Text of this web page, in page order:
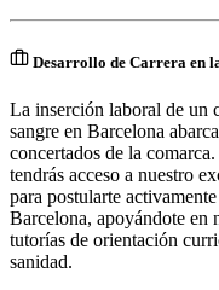
Desarrollo de Carrera en
La inserción laboral de un
sangre en Barcelona
concertados de la
tendrás acceso a nuestro
para postularte
Barcelona, apoyándote en
tutorías de orientación
sanidad.